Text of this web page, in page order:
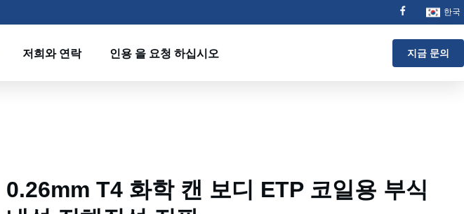
한국
저희와 연락 인용 을 요청 하십시오 지금 문의
0.26mm T4 화학 캔 보디 ETP 코일용 부식